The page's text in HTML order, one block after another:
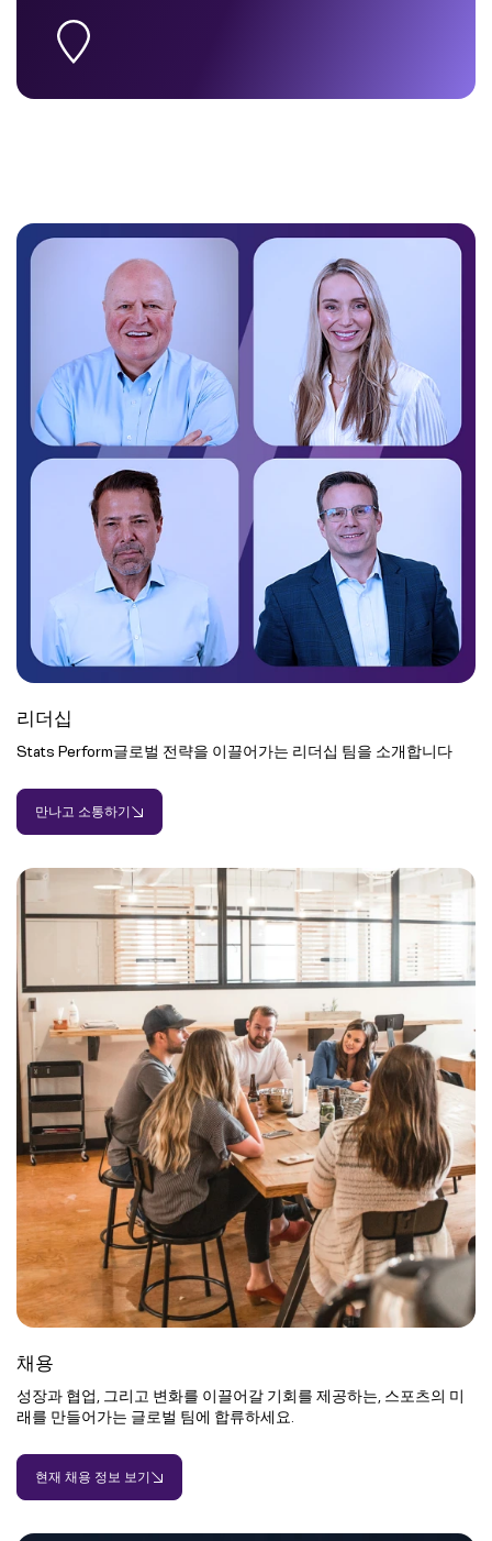
리더십
Stats Perform글로벌 전략을 이끌어가는 리더십 팀을 소개합니다
만나고 소통하기
채용
성장과 협업, 그리고 변화를 이끌어갈 기회를 제공하는, 스포츠의 미
래를 만들어가는 글로벌 팀에 합류하세요.
현재 채용 정보 보기